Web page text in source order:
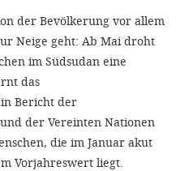
der Bevölkerung vor allem
Neige geht: Ab Mai droht
im Südsudan eine
das
Bericht der
der Vereinten Nationen
die im Januar akut
Vorjahreswert liegt.